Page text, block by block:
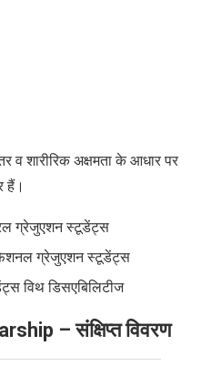
व शारीरिक अक्षमता के आधार पर
हैं।
ग्रेजुएशन स्टूडेंट्स
ग्रेजुएशन स्टूडेंट्स
विथ डिसएबिलिटीज
– संक्षिप्त विवरण